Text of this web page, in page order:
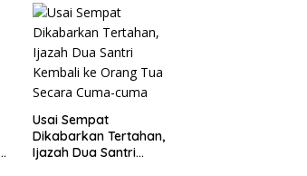
Tawuran Usai Sholat
Jumat
Usai Sempat
Dikabarkan Tertahan,
Ijazah Dua Santri